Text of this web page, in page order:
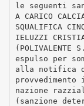
le seguenti
A CARICO
SQUALIFICA
IELUZZI
(POLIVALENTE
espulso per
alla notifica
nazione
(sanzione